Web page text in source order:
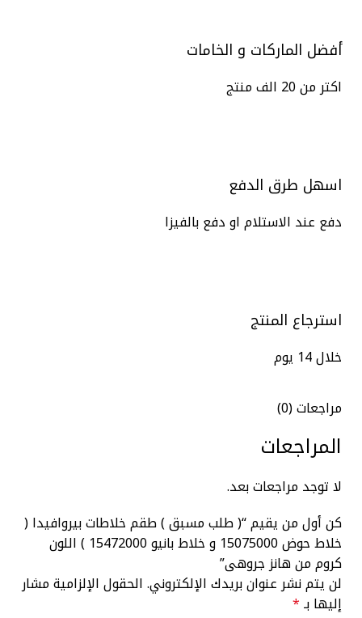
أفضل الماركات و الخامات
اكتر من 20 الف منتج
اسهل طرق الدفع
دفع عند الاستلام او دفع بالفيزا
استرجاع المنتج
خلال 14 يوم
مراجعات (0)
المراجعات
لا توجد مراجعات بعد.
كن أول من يقيم “( طلب مسبق ) طقم خلاطات بيروافيدا (
خلاط حوض 15075000 و خلاط بانيو 15472000 ) اللون
كروم من هانز جروهى”
لن يتم نشر عنوان بريدك الإلكتروني.الحقول الإلزامية مشار
إليها بـ*